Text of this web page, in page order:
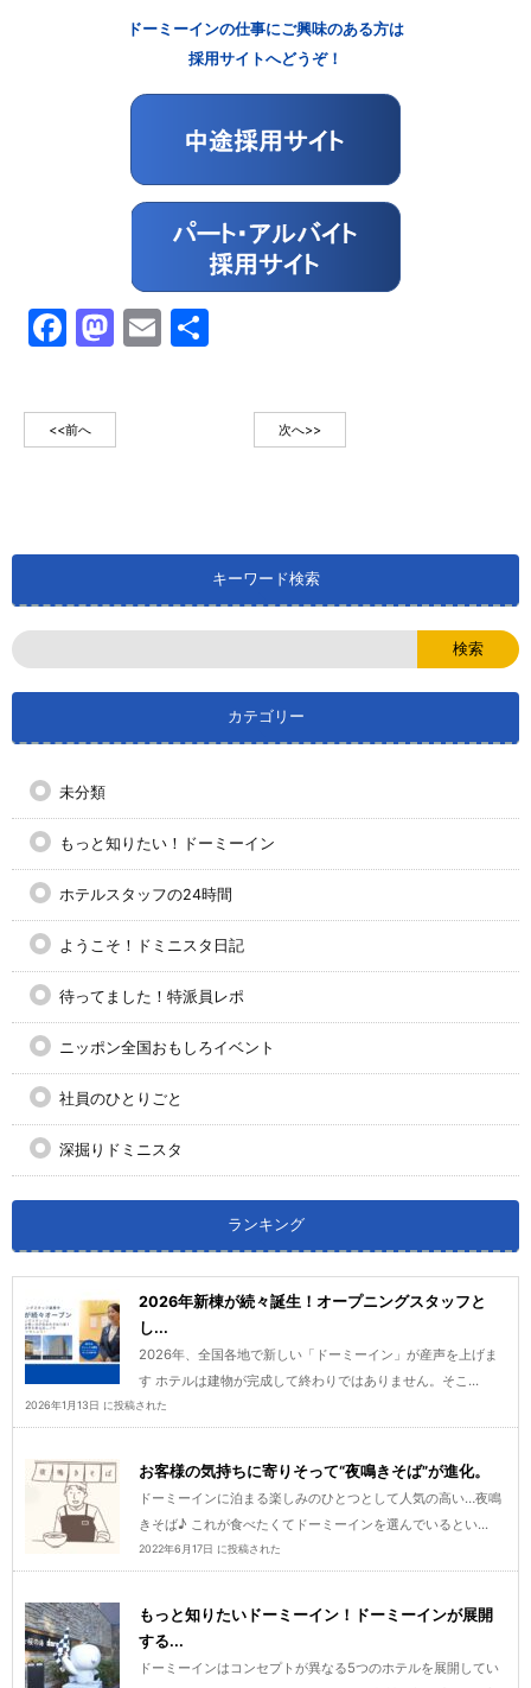
ドーミーインの仕事にご興味のある方は
採用サイトへどうぞ！
Facebook
Mastodon
Email
<<前へ 次へ>>
キーワード検索
カテゴリー
未分類
もっと知りたい！ドーミーイン
ホテルスタッフの24時間
ようこそ！ドミニスタ日記
待ってました！特派員レポ
ニッポン全国おもしろイベント
社員のひとりごと
深掘りドミニスタ
ランキング
2026年新棟が続々誕生！オープニングスタッフと
し...
2026年、全国各地で新しい「ドーミーイン」が産声を上げま
す ホテルは建物が完成して終わりではありません。そこ...
2026年1月13日 に投稿された
お客様の気持ちに寄りそって“夜鳴きそば”が進化。
ドーミーインに泊まる楽しみのひとつとして人気の高い…夜鳴
きそば♪ これが食べたくてドーミーインを選んでいるとい...
2022年6月17日 に投稿された
もっと知りたいドーミーイン！ドーミーインが展開
する...
ドーミーインはコンセプトが異なる5つのホテルを展開してい